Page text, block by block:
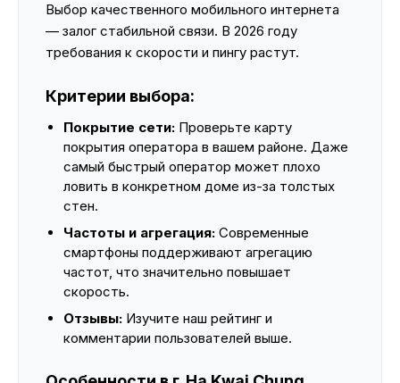
Выбор качественного мобильного интернета
— залог стабильной связи. В 2026 году
требования к скорости и пингу растут.
Критерии выбора:
Покрытие сети: Проверьте карту
покрытия оператора в вашем районе. Даже
самый быстрый оператор может плохо
ловить в конкретном доме из-за толстых
стен.
Частоты и агрегация: Современные
смартфоны поддерживают агрегацию
частот, что значительно повышает
скорость.
Отзывы: Изучите наш рейтинг и
комментарии пользователей выше.